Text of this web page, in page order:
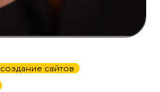
создание сайтов